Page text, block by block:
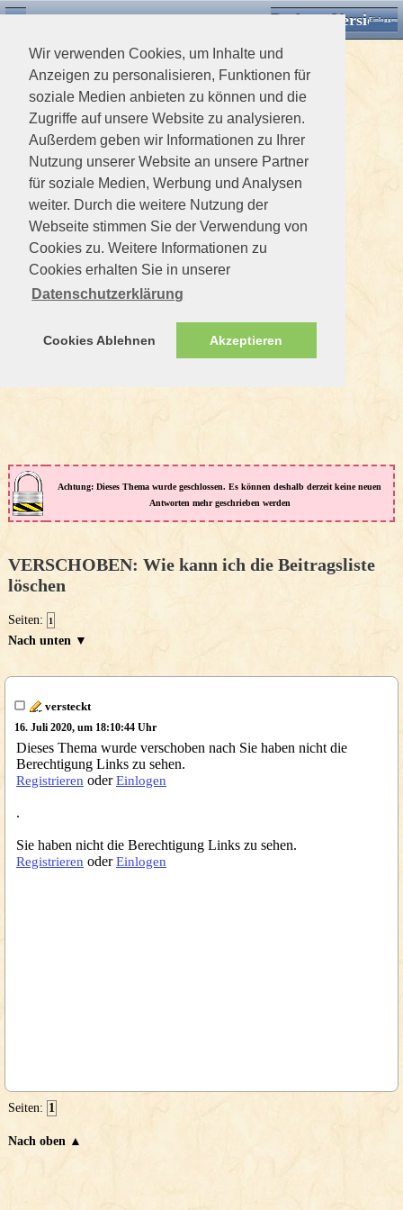
Wir verwenden Cookies, um Inhalte und
Anzeigen zu personalisieren, Funktionen für
soziale Medien anbieten zu können und die
Zugriffe auf unsere Website zu analysieren.
Außerdem geben wir Informationen zu Ihrer
Nutzung unserer Website an unsere Partner
für soziale Medien, Werbung und Analysen
weiter. Durch die weitere Nutzung der
Webseite stimmen Sie der Verwendung von
Cookies zu. Weitere Informationen zu
Cookies erhalten Sie in unserer
Datenschutzerklärung
Cookies Ablehnen Akzeptieren
Desktop VersionEinloggen
Achtung: Dieses Thema wurde geschlossen. Es können deshalb derzeit keine neuen
Antworten mehr geschrieben werden
VERSCHOBEN: Wie kann ich die Beitragsliste
löschen
Seiten: 1
Nach unten ▼
versteckt
16. Juli 2020, um 18:10:44 Uhr
Dieses Thema wurde verschoben nach Sie haben nicht die
Berechtigung Links zu sehen.
Registrieren oderEinlogen
.
Sie haben nicht die Berechtigung Links zu sehen.
Registrieren oderEinlogen
Seiten: 1
Nach oben ▲